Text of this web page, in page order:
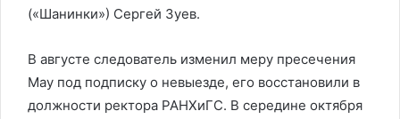
(«Шанинки») Сергей Зуев.
В августе следователь изменил меру пресечения
Мау под подписку о невыезде, его восстановили в
должности ректора РАНХиГС. В середине октября